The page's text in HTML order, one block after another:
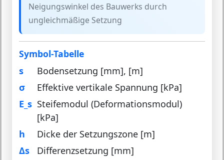
Neigungswinkel des Bauwerks durch
ungleichmäßige Setzung
Symbol-Tabelle
s
Bodensetzung [mm], [m]
σ
Effektive vertikale Spannung [kPa]
E_s Steifemodul (Deformationsmodul)
[kPa]
h
Dicke der Setzungszone [m]
Δs
Differenzsetzung [mm]